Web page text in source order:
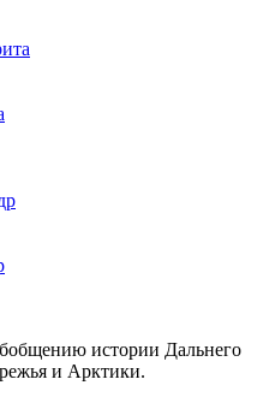
истории Дальнего
и Арктики.